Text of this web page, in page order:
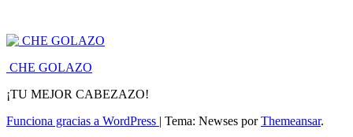
CHE GOLAZO
¡TU MEJOR CABEZAZO!
Funciona gracias a WordPress | Tema: Newses porThemeansar.